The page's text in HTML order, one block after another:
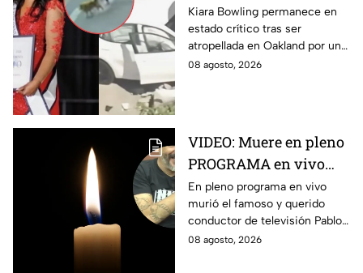
toman un auto a
escondidas y
atropellan a una joven
en California
Kiara Bowling permanece en
estado crítico tras ser
atropellada en Oakland por un
automóvil que, de acuerdo con
08 agosto, 2026
VIDEO: Muere en pleno
PROGRAMA en vivo
famoso conductor de
televisión a los 49 años
En pleno programa en vivo
murió el famoso y querido
conductor de televisión Pablo
Balario, a los 49 años de edad.
08 agosto, 2026